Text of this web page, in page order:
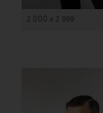
2 000 x 2 999